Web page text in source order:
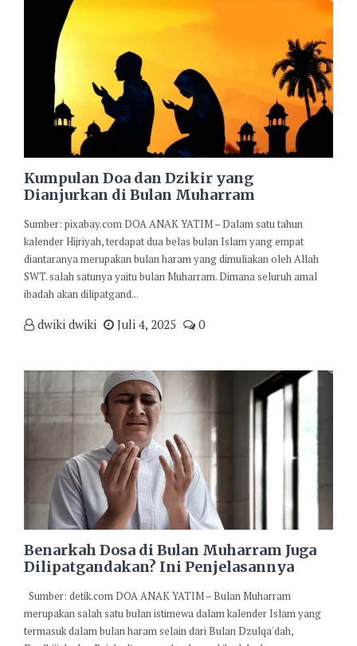
Kumpulan Doa dan Dzikir yang
Dianjurkan di Bulan Muharram
Sumber: pixabay.com DOA ANAK YATIM – Dalam satu tahun
kalender Hijriyah, terdapat dua belas bulan Islam yang empat
diantaranya merupakan bulan haram yang dimuliakan oleh Allah
SWT. salah satunya yaitu bulan Muharram. Dimana seluruh amal
ibadah akan dilipatgand...
dwiki dwiki Juli 4, 2025 0
Benarkah Dosa di Bulan Muharram Juga
Dilipatgandakan? Ini Penjelasannya
Sumber: detik.com DOA ANAK YATIM – Bulan Muharram
merupakan salah satu bulan istimewa dalam kalender Islam yang
termasuk dalam bulan haram selain dari Bulan Dzulqa'dah,